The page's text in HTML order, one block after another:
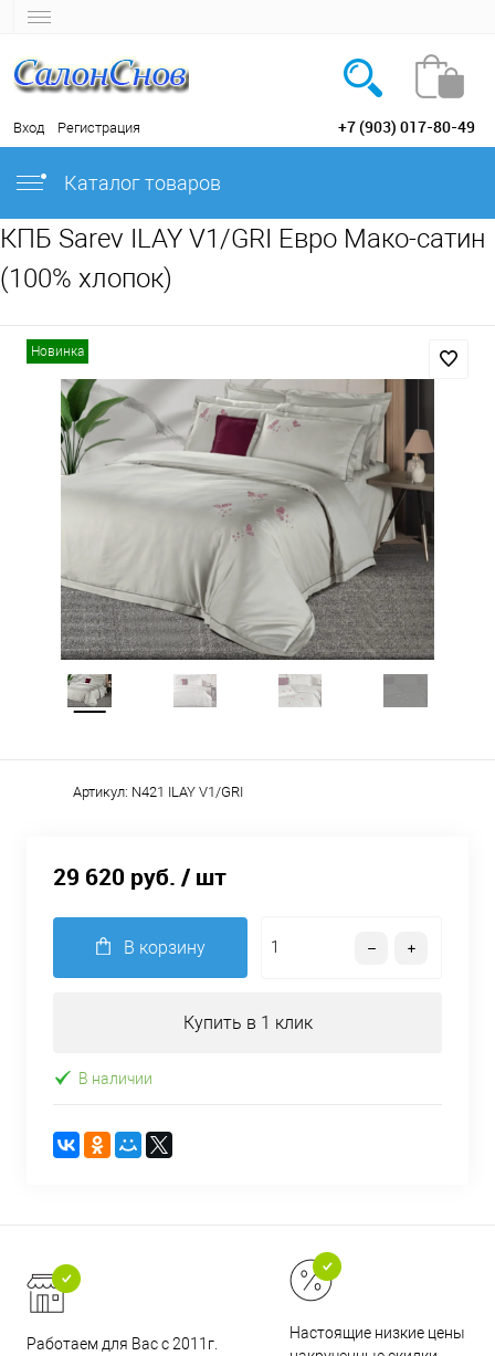
Вход Регистрация +7 (903) 017-80-49
Каталог товаров
КПБ Sarev ILAY V1/GRI Евро Мако-сатин
(100% хлопок)
Новинка
Артикул: N421 ILAY V1/GRI
29 620 руб. / шт
В корзину
Купить в 1 клик
В наличии
Работаем для Вас с 2011г.
Настоящие низкие цены и